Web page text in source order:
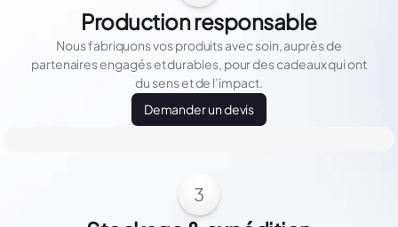
Production responsable
Nous fabriquons vos produits avec soin, auprès de
partenaires engagés et durables, pour des cadeaux qui ont
du sens et de l’impact.
Demander un devis
3